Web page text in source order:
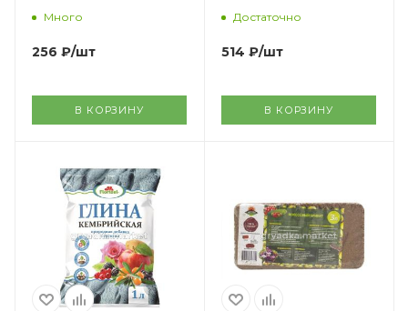
Много
256 ₽/шт
В КОРЗИНУ
Достаточно
514 ₽/шт
В КОРЗИНУ